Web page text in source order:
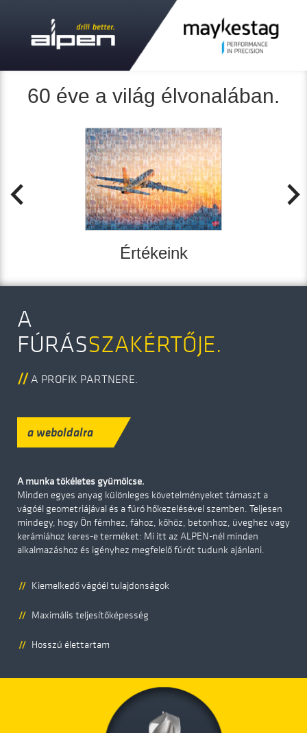
60 éve a világ élvonalában.
Értékeink
A
FÚRÁS­SZAKÉRTŐJE.
A PROFIK PARTNERE.
a weboldalra
A munka tökéletes gyümölcse.
Minden egyes anyag különleges követelményeket támaszt a
vágóél geometriájával és a fúró hőkezelésével szemben. Teljesen
mindegy, hogy Ön fémhez, fához, kőhöz, betonhoz, üveghez vagy
kerámiához keres-e terméket: Mi itt az ALPEN-nél minden
alkalmazáshoz és igényhez megfelelő fúrót tudunk ajánlani.
Kiemelkedő vágóél tulajdonságok
Maximális teljesítőképesség
Hosszú élettartam